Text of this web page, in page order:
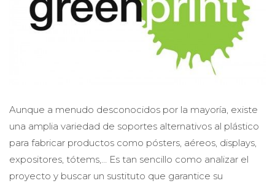
Aunque a menudo desconocidos por la mayoría, existe
una amplia variedad de soportes alternativos al plástico
para fabricar productos como pósters, aéreos, displays,
expositores, tótems,… Es tan sencillo como analizar el
proyecto y buscar un sustituto que garantice su